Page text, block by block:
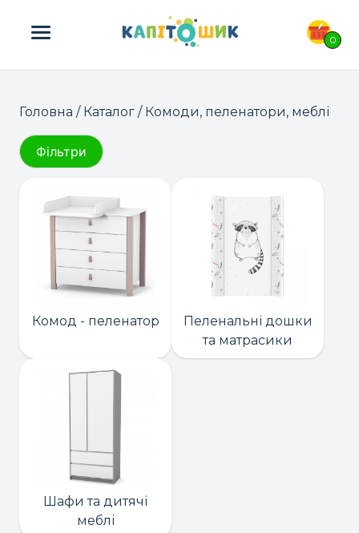
0
ПОШУК ТОВАРІВ:
Головна / Каталог / Комоди, пеленатори, меблі
Фільтри
Комод - пеленатор
Пеленальні дошки
та матрасики
Шафи та дитячі
меблі